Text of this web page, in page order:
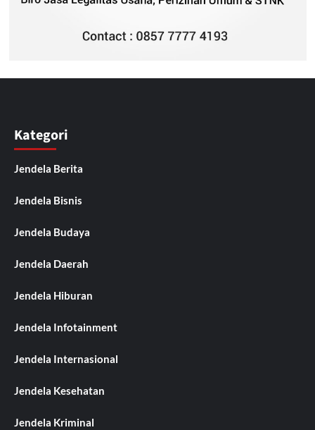
Kategori
Jendela Berita
Jendela Bisnis
Jendela Budaya
Jendela Daerah
Jendela Hiburan
Jendela Infotainment
Jendela Internasional
Jendela Kesehatan
Jendela Kriminal